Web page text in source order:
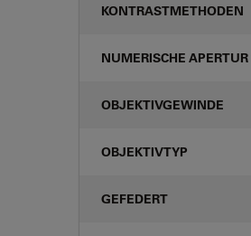
KONTRASTMETHODEN
NUMERISCHE APERTUR
OBJEKTIVGEWINDE
OBJEKTIVTYP
GEFEDERT